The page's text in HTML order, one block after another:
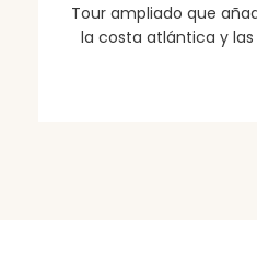
Tour ampliado que
la costa atlántica y